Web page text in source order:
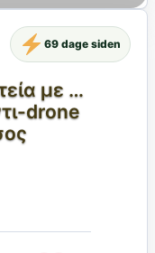
με …
drone
69 dage siden